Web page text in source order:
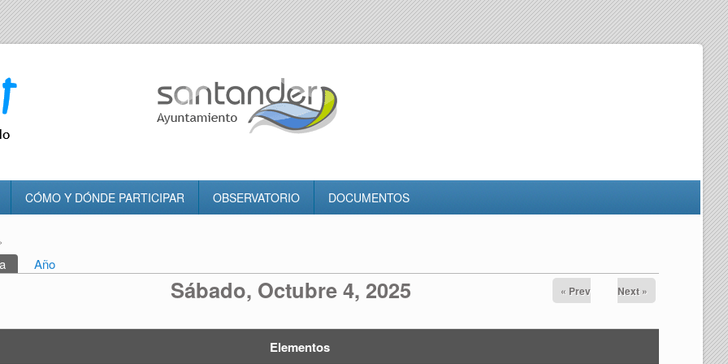
CÓMO Y DÓNDE PARTICIPAR OBSERVATORIO DOCUMENTOS
usted aquí
(solapa activa)
Año
Sábado, Octubre 4, 2025 « Prev Next »
Elementos